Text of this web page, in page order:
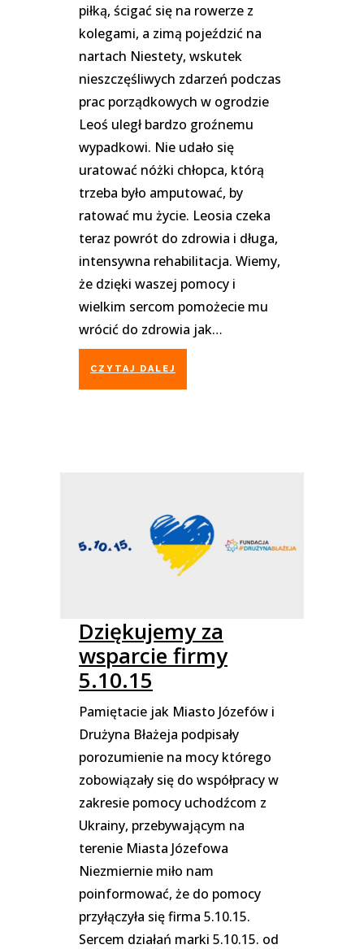
piłką, ścigać się na rowerze z
kolegami, a zimą pojeździć na
nartach Niestety, wskutek
nieszczęśliwych zdarzeń podczas
prac porządkowych w ogrodzie
Leoś uległ bardzo groźnemu
wypadkowi. Nie udało się
uratować nóżki chłopca, którą
trzeba było amputować, by
ratować mu życie. Leosia czeka
teraz powrót do zdrowia i długa,
intensywna rehabilitacja. Wiemy,
że dzięki waszej pomocy i
wielkim sercom pomożecie mu
wrócić do zdrowia jak…
CZYTAJ DALEJ
Dziękujemy za
wsparcie firmy
5.10.15
Pamiętacie jak Miasto Józefów i
Drużyna Błażeja podpisały
porozumienie na mocy którego
zobowiązały się do współpracy w
zakresie pomocy uchodźcom z
Ukrainy, przebywającym na
terenie Miasta Józefowa
Niezmiernie miło nam
poinformować, że do pomocy
przyłączyła się firma 5.10.15.
Sercem działań marki 5.10.15. od